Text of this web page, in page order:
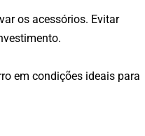
os acessórios. Evitar
em condições ideais para